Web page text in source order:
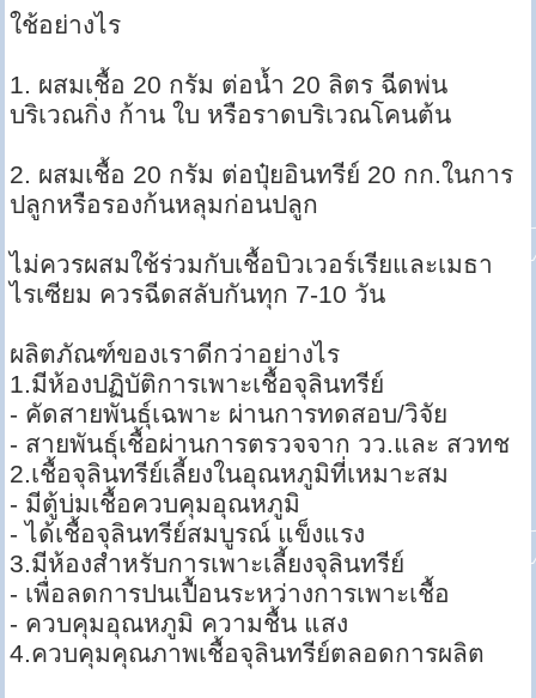
ใช้อย่างไร
1. ผสมเชื้อ 20 กรัม ต่อน้ำ 20 ลิตร ฉีดพ่น
บริเวณกิ่ง ก้าน ใบ หรือราดบริเวณโคนต้น
2. ผสมเชื้อ 20 กรัม ต่อปุ๋ยอินทรีย์ 20 กก.ในการ
ปลูกหรือรองก้นหลุมก่อนปลูก
ไม่ควรผสมใช้ร่วมกับเชื้อบิวเวอร์เรียและเมธา
ไรเซียม ควรฉีดสลับกันทุก 7-10 วัน
ผลิตภัณฑ์ของเราดีกว่าอย่างไร
1.มีห้องปฏิบัติการเพาะเชื้อจุลินทรีย์
- คัดสายพันธุ์เฉพาะ ผ่านการทดสอบ/วิจัย
- สายพันธุ์เชื้อผ่านการตรวจจาก วว.และ สวทช
2.เชื้อจุลินทรีย์เลี้ยงในอุณหภูมิที่เหมาะสม
- มีตู้บ่มเชื้อควบคุมอุณหภูมิ
- ได้เชื้อจุลินทรีย์สมบูรณ์ แข็งแรง
3.มีห้องสำหรับการเพาะเลี้ยงจุลินทรีย์
- เพื่อลดการปนเปื้อนระหว่างการเพาะเชื้อ
- ควบคุมอุณหภูมิ ความชื้น แสง
4.ควบคุมคุณภาพเชื้อจุลินทรีย์ตลอดการผลิต